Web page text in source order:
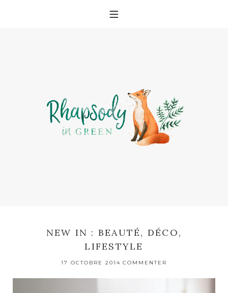
NEW IN : BEAUTÉ, DÉCO,
LIFESTYLE
17 OCTOBRE 2014 COMMENTER